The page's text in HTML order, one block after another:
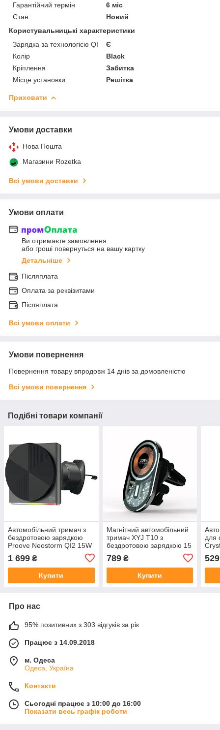
Гарантійний термін
6 міс
Стан
Новий
Користувальницькі характеристики
Зарядка за технологією QI
Є
Колір
Black
Кріплення
Забитка
Місце установки
Решітка
Приховати
Умови доставки
Нова Пошта
Магазини Rozetka
Всі умови доставки
Умови оплати
Ви отримаєте замовлення
або гроші повернуться на вашу картку
Детальніше
Післяплата
Оплата за реквізитами
Післяплата
Всі умови оплати
Умови повернення
Повернення товару впродовж 14 днів за домовленістю
Всі умови повернення
Подібні товари компанії
Автомобільний тримач з
бездротовою зарядкою
Proove Neostorm QI2 15W
сірий магнітний на решітку
вентиляції
1 699 ₴
Купити
Магнітний автомобільний
тримач XYJ T10 з
бездротовою зарядкою 15
789₴
Купити
для
529
Про нас
95% позитивних з 303 відгуків за рік
Працює з 14.09.2018
м. Одеса
Одеса, Україна
Контакти
Сьогодні працює з 10:00 до 16:00
Показати весь графік роботи